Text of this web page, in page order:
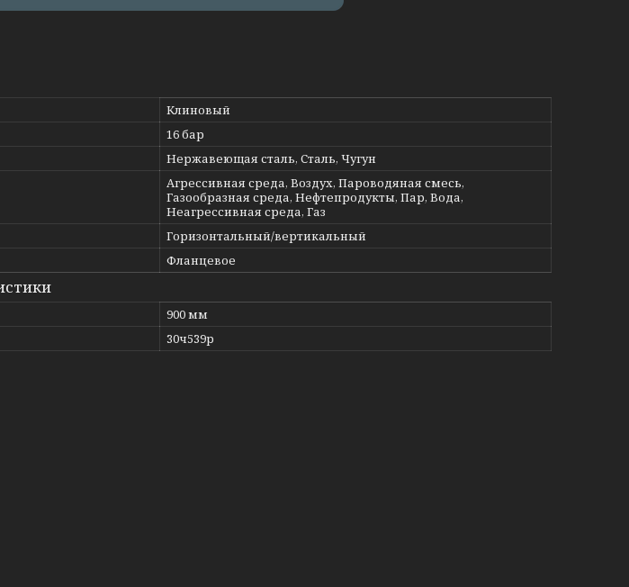
Клиновый
16 бар
Нержавеющая сталь, Сталь, Чугун
Агрессивная среда, Воздух, Пароводяная смесь,
Газообразная среда, Нефтепродукты, Пар, Вода,
Неагрессивная среда, Газ
Горизонтальный/вертикальный
Фланцевое
900 мм
30ч539р